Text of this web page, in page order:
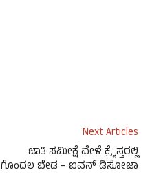
Next Articles
ಜಾತಿ ಸಮೀಕ್ಷೆ ವೇಳೆ ಕ್ರೈಸ್ತರಲ್ಲಿ
ಗೊಂದಲ ಬೇಡ – ಐವನ್ ಡಿಸೋಜಾ